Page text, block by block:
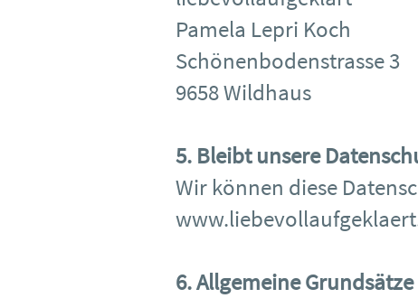
Pamela Lepri Koch
Schönenbodenstrasse 3
9658 Wildhaus
5. Bleibt unsere
Wir können diese
6. Allgemeine Grundsätze